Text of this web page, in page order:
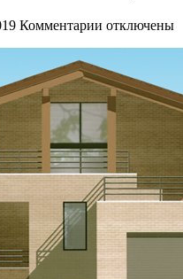
Комментарии
к
–
превосходный
способ
очищения
сточных
вод
отключены